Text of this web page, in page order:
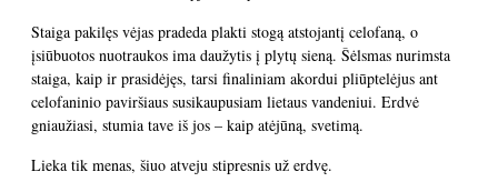
Staiga pakilęs vėjas pradeda plakti stogą atstojantį celofaną, o
įsiūbuotos nuotraukos ima daužytis į plytų sieną. Šėlsmas nurimsta
staiga, kaip ir prasidėjęs, tarsi finaliniam akordui pliūptelėjus ant
celofaninio paviršiaus susikaupusiam lietaus vandeniui. Erdvė
gniaužiasi, stumia tave iš jos – kaip atėjūną, svetimą.
Lieka tik menas, šiuo atveju stipresnis už erdvę.